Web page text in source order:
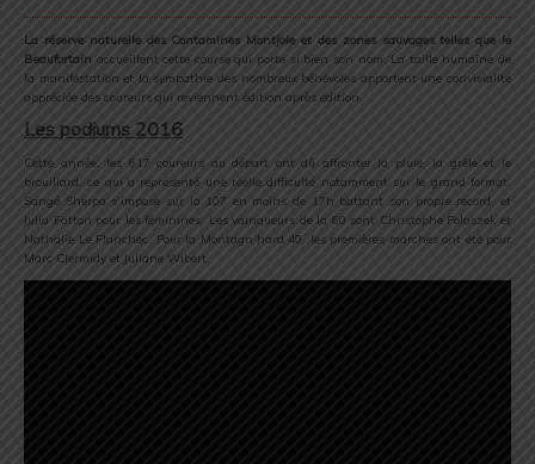
La réserve naturelle des Contamines Montjoie et des zones sauvages telles que le
Beaufortain accueillent cette course qui porte si bien son nom. La taille humaine de
la manifestation et la sympathie des nombreux bénévoles apportent une convivialité
appréciée des coureurs qui reviennent édition après édition.
Les podiums 2016
Cette année, les 617 coureurs au départ ont dû affronter la pluie, la grêle et le
brouillard, ce qui a représenté une réelle difficulté notamment sur le grand format.
Sangé Sherpa s’impose sur la 107 en moins de 17h battant son propre record, et
Julia Fatton pour les féminines. Les vainqueurs de la 60 sont Christophe Polaszek et
Nathalie Le Flanchec. Pour la Montagn’hard 40, les premières marches ont été pour
Marc Clermidy et Juliane Wibert.